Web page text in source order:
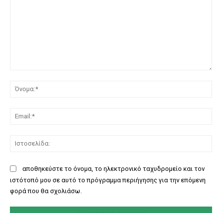
αποθηκεύστε το όνομα, το ηλεκτρονικό ταχυδρομείο και τον
ιστότοπό μου σε αυτό το πρόγραμμα περιήγησης για την επόμενη
φορά που θα σχολιάσω.